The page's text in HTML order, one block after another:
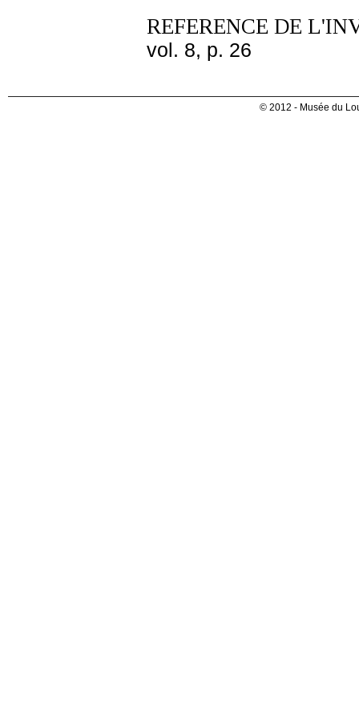
REFERENCE DE
vol. 8, p. 26
© 2012 - Musée du